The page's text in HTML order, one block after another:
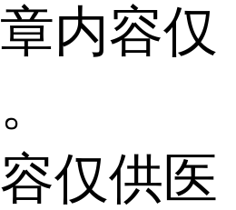
内容仅
仅供医